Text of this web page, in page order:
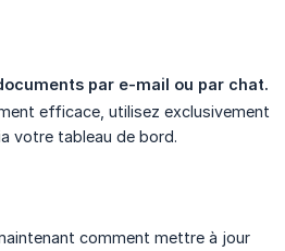
par e-mail ou par chat.
efficace, utilisez exclusivement
votre tableau de bord.
comment mettre à jour